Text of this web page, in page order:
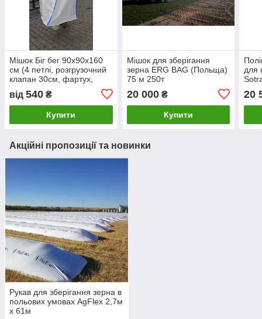
Мішок Біг бег 90х90х160
см (4 петлі, розгрузочний
клапан 30см, фартух,
від 540 ₴
Купити
Мішок для зберігання
зерна ERG BAG (Польща)
75 м 250т
20 000₴
Купити
для
20
Акційні пропозиції та новинки
Рукав для зберігання зерна в
польових умовах AgFlex 2,7м
х 61м